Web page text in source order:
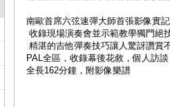
南歐首席六弦速彈大師首張影像實記
收錄現場演奏會並示範教學獨門絕
精湛的吉他彈奏技巧讓人驚訝讚賞
PAL全區，收錄幕後花敘，個人訪談
全長162分鐘，附影像樂譜